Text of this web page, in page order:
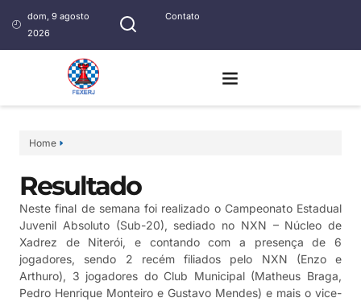
dom, 9 agosto
2026
Contato
Home
Resultado
Neste final de semana foi realizado o Campeonato Estadual
Juvenil Absoluto (Sub-20), sediado no NXN – Núcleo de
Xadrez de Niterói, e contando com a presença de 6
jogadores, sendo 2 recém filiados pelo NXN (Enzo e
Arthuro), 3 jogadores do Club Municipal (Matheus Braga,
Pedro Henrique Monteiro e Gustavo Mendes) e mais o vice-